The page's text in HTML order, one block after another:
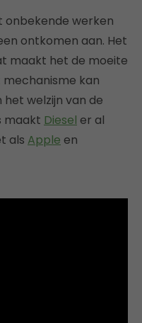
onbekende werken
ontkomen aan. Het
maakt het de moeite
kan
welzijn van de
maakt Diesel er al
als Apple en